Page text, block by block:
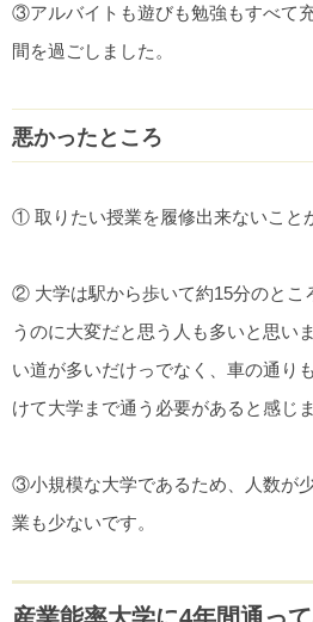
③アルバイトも遊びも勉強もすべて
間を過ごしました。
悪かったところ
① 取りたい授業を履修出来ないこと
② 大学は駅から歩いて約15分のとこ
うのに大変だと思う人も多いと思い
い道が多いだけっでなく、車の通り
けて大学まで通う必要があると感じま
③小規模な大学であるため、人数が
業も少ないです。